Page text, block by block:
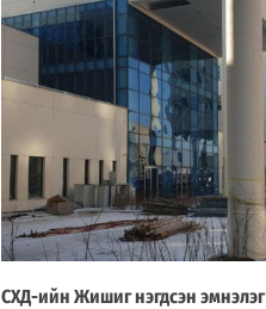
СХД-ийн Жишиг нэгдсэн эмнэлэг